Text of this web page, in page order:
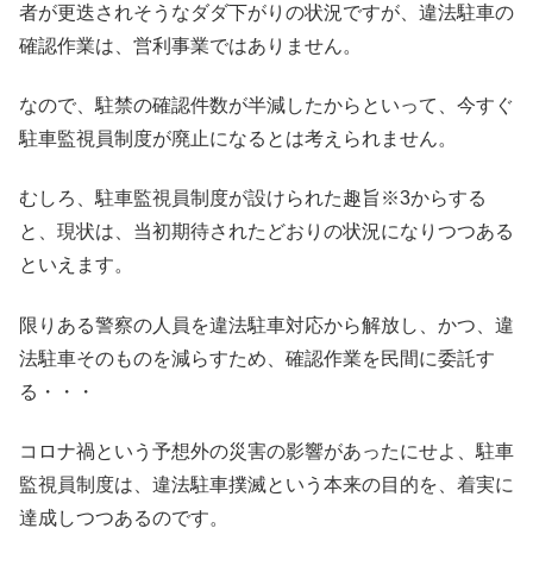
者が更迭されそうなダダ下がりの状況ですが、違法駐車の
確認作業は、営利事業ではありません。
なので、駐禁の確認件数が半減したからといって、今すぐ
駐車監視員制度が廃止になるとは考えられません。
むしろ、駐車監視員制度が設けられた趣旨※3からする
と、現状は、当初期待されたどおりの状況になりつつある
といえます。
限りある警察の人員を違法駐車対応から解放し、かつ、違
法駐車そのものを減らすため、確認作業を民間に委託す
る・・・
コロナ禍という予想外の災害の影響があったにせよ、駐車
監視員制度は、違法駐車撲滅という本来の目的を、着実に
達成しつつあるのです。